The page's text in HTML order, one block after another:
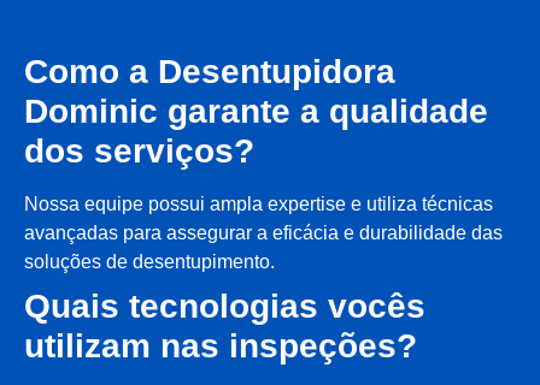
Como a Desentupidora
Dominic garante a qualidade
dos serviços?
Nossa equipe possui ampla expertise e utiliza técnicas
avançadas para assegurar a eficácia e durabilidade das
soluções de desentupimento.
Quais tecnologias vocês
utilizam nas inspeções?